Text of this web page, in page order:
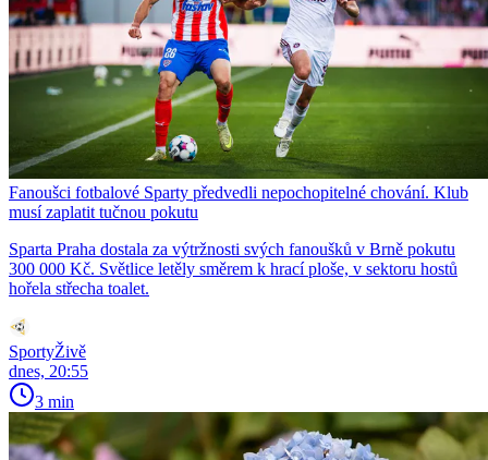
Fanoušci fotbalové Sparty předvedli nepochopitelné chování. Klub
musí zaplatit tučnou pokutu
Sparta Praha dostala za výtržnosti svých fanoušků v Brně pokutu
300 000 Kč. Světlice letěly směrem k hrací ploše, v sektoru hostů
hořela střecha toalet.
SportyŽivě
dnes, 20:55
3 min